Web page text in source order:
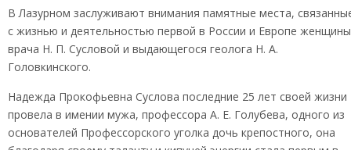
В Лазурном заслуживают внимания памятные места,
с жизнью и деятельностью первой в России и Европе
врача Н. П. Сусловой и выдающегося геолога Н. А.
Головкинского.
Надежда Прокофьевна Суслова последние 25 лет своей жизни
провела в имении мужа, профессора А. Е. Голубева, одного из
основателей Профессорского уголка дочь крепостного, она